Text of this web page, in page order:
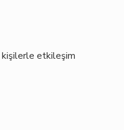
kişilerle etkileşim